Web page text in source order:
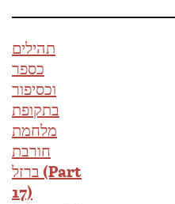
תהילים
כספר
וכסיפור
בתקופת
מלחמת
חורבת
ברזל (Part
17)